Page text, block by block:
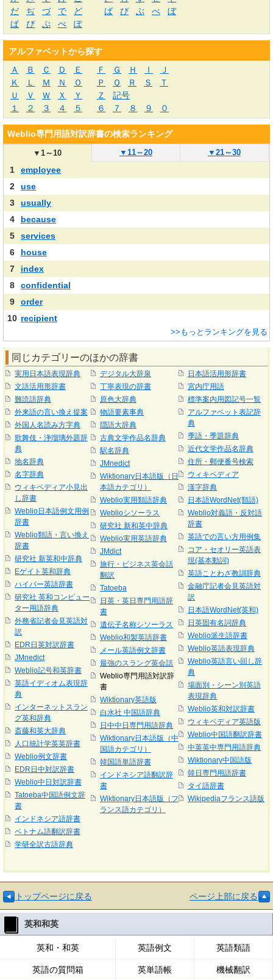
だ
ぢ づ で ど ば び ぶ べ
ぼ
ぱ
ぴ ぷ ぺ ぽ
アルファベットから探す
Ａ
Ｂ Ｃ Ｄ Ｅ Ｆ Ｇ Ｈ Ｉ
Ｊ
Ｋ
Ｌ Ｍ Ｎ Ｏ Ｐ Ｑ Ｒ Ｓ
Ｔ
Ｕ
Ｖ Ｗ Ｘ Ｙ Ｚ
記号
１
２ ３ ４ ５ ６ ７ ８ ９ ０
Weblio専門用語対訳辞書の検索ランキング
▼1～10 ▼ 11～20 ▼ 21～30
1
employee
2
use
3
usually
4
because
5
services
6
house
7
index
8
confidential
9
order
10 recipient
>>もっとランキングを見る
同じカテゴリーのほかの辞書
実用日本語表現辞典
文語活用形辞書
難読語辞典
外来語の言い換え提案
外国人名読み方字典
歌舞伎・浄瑠璃外題辞
典
地名辞典
名字辞典
ウィキペディア小見出
し辞書
Weblio日本語例文用例
辞書
Weblio類語・言い換え
辞書
研究社 新英和中辞典
Eゲイト英和辞典
ハイパー英語辞書
研究社 英和コンピュー
ター用語辞典
外務省記者会見英語対
訳
EDR日英対訳辞書
JMnedict
Weblio記号和英辞書
英語イディオム表現辞
典
インターネットスラン
グ英和辞典
斎藤和英大辞典
人口統計学英英辞書
Weblio例文辞書
EDR日中対訳辞書
Weblio中日対訳辞書
Tatoeba中国語例文辞
書
インドネシア語辞書
ベトナム語翻訳辞書
学研全訳古語辞典
デジタル大辞泉
丁寧表現の辞書
原色大辞典
物語要素事典
隠語大辞典
古典文学作品名辞典
駅名辞典
JMnedict
Wiktionary日本語版（日
本語カテゴリ）
Weblio実用類語辞典
Weblioシソーラス
研究社 新和英中辞典
Weblio実用英語辞典
JMdict
旅行・ビジネス英会話
翻訳
Tatoeba
日英・英日専門用語辞
書
遺伝子名称シソーラス
Weblio和製英語辞書
メール英語例文辞書
最強のスラング英会話
Weblio専門用語対訳辞
書
Wiktionary英語版
白水社 中国語辞典
日中中日専門用語辞典
Wiktionary日本語版（中
国語カテゴリ）
韓国語単語辞書
インドネシア語翻訳辞
書
Wiktionary日本語版（フ
ランス語カテゴリ）
日本語活用形辞書
宮内庁用語
標準案内用図記号一覧
アルファベット表記辞
典
季語・季題辞典
近代文学作品名辞典
住所・郵便番号検索
ウィキペディア
漢字辞典
日本語WordNet(類語)
Weblio対義語・反対語
辞書
英語での言い方用例集
コア・セオリー英語表
現(基本動詞)
英語ことわざ教訓辞典
金融庁記者会見英語対
訳
日本語WordNet(英和)
日英固有名詞辞典
Weblio派生語辞書
Weblio英語表現辞典
Weblio英語言い回し辞
典
場面別・シーン別英語
表現辞典
Weblio英和対訳辞書
ウィキペディア英語版
Weblio中国語翻訳辞書
中英英中専門用語辞典
Wiktionary中国語版
韓日専門用語辞書
タイ語辞書
Wikipediaフランス語版
トップページに戻る ページ上部に戻る
英和和英
英和・和英 英語例文 英語類語
英語の質問箱 英単語帳 機械翻訳